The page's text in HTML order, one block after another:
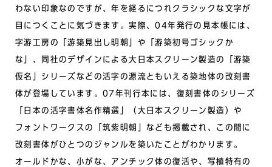
わない印象なのですが、年を経るにつれクラシックな文字が
目につくことに気づきます。実際、04年発行の見本帳には、
字游工房の「游築見出し明朝」や「游築初号ゴシックか
な」、同社のデザインによる大日本スクリーン製造の「游築
仮名」シリーズなどの活字の源流ともいえる築地体の改刻書
体が登場しています。07年刊行本には、復刻書体のシリーズ
「日本の活字書体名作精選」（大日本スクリーン製造）や
フォントワークスの「筑紫明朝」なども掲載され、この間に
改刻書体がひとつのジャンルを築いたことがわかります。
オールドかな、小がな、アンチック体の復活や、写植特有の